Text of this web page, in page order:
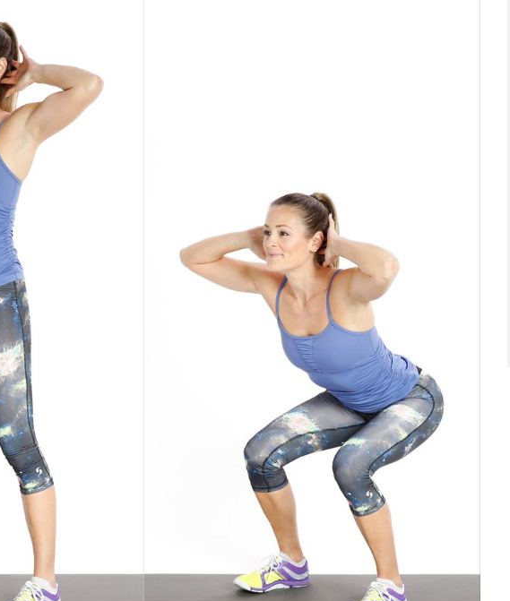
Οι 4 πιο λαχταριστές βελουτέ
σούπες για τον χειμώνα
5 γρήγορα και υγιεινά σνακ